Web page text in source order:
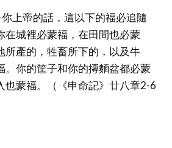
上帝的話，這以下的福必追隨
在城裡必蒙福，在田間也必蒙
所產的，牲畜所下的，以及牛
。你的筐子和你的摶麵盆都必蒙
也蒙福。（《申命記》廿八章2-6